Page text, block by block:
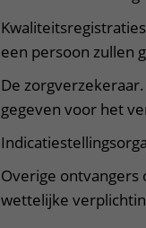
een persoon zullen
De
gegeven voor het
Overige ontvangers
wettelijke